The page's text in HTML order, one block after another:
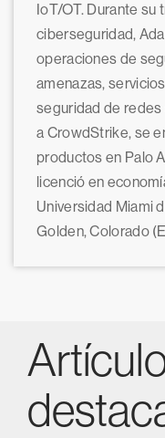
IoT/OT. Durante
ciberseguridad,
operaciones de
amenazas,
seguridad de
a CrowdStrike, se
productos en Palo
licenció en
Universidad Miami
Golden, Colorado